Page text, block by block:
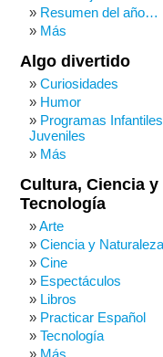
Resumen del año…
Más
Algo divertido
Curiosidades
Humor
Programas
Juveniles
Más
Cultura, Ciencia y
Tecnología
Arte
Ciencia y Naturaleza
Cine
Espectáculos
Libros
Practicar Español
Tecnología
Más